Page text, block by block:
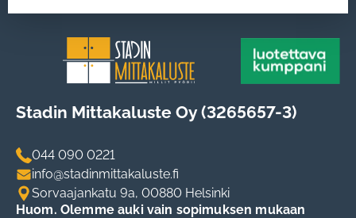
Stadin Mittakaluste Oy (3265657-3)
044 090 0221
info@stadinmittakaluste.fi
Sorvaajankatu 9a, 00880 Helsinki
Huom. Olemme auki vain sopimuksen mukaan